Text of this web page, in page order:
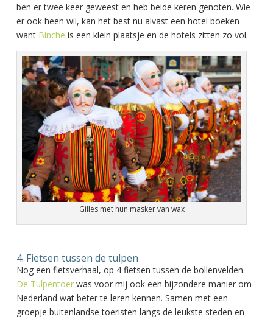
ben er twee keer geweest en heb beide keren genoten. Wie
er ook heen wil, kan het best nu alvast een hotel boeken
want Binche is een klein plaatsje en de hotels zitten zo vol.
Gilles met hun masker van wax
4. Fietsen tussen de tulpen
Nog een fietsverhaal, op 4 fietsen tussen de bollenvelden.
De Tulpentoerwas voor mij ook een bijzondere manier om
Nederland wat beter te leren kennen. Samen met een
groepje buitenlandse toeristen langs de leukste steden en